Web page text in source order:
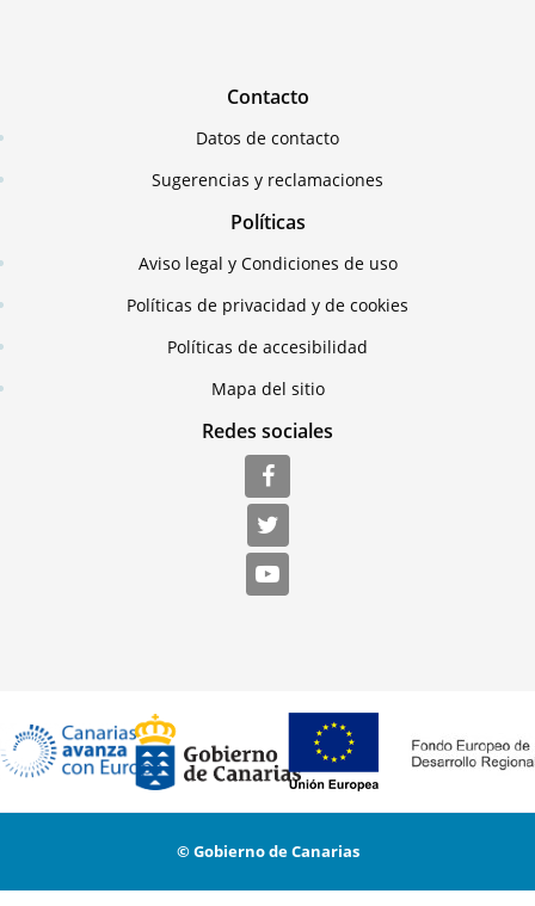
Contacto
Datos de contacto
Sugerencias y reclamaciones
Políticas
Aviso legal y Condiciones de uso
Políticas de privacidad y de cookies
Políticas de accesibilidad
Mapa del sitio
Redes sociales
© Gobierno de Canarias